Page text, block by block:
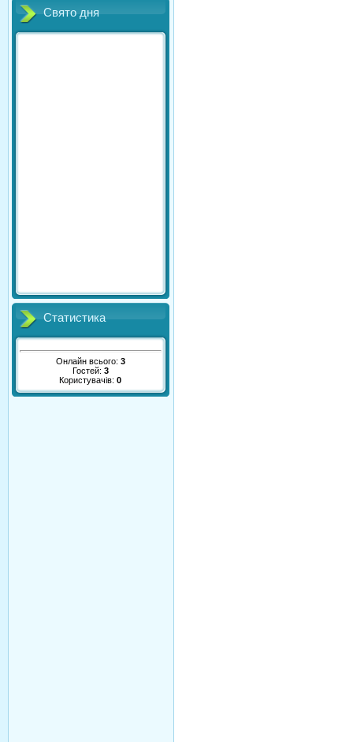
Свято дня
Статистика
Онлайн всього: 3
Гостей: 3
Користувачів:0